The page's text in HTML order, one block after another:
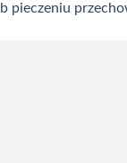
pieczeniu